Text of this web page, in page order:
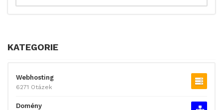
KATEGORIE
Webhosting
6271 Otázek
Domény